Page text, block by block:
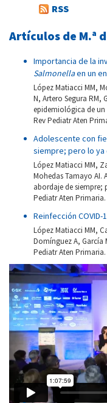
RSS
Artículos de M.ª
Importancia de la
Salmonellaen un
López Matiacci MM,
N, Artero Segura RM,
epidemiológica de
Rev Pediatr Aten
Adolescente con
siempre; pero lo
López Matiacci MM,
Mohedas Tamayo AI.
abordaje de siempre;
Pediatr Aten Primaria.
Reinfección COVID-
López Matiacci MM,
Domínguez A, García
Pediatr Aten Primaria.